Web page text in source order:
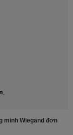
,
minh Wiegand đơn